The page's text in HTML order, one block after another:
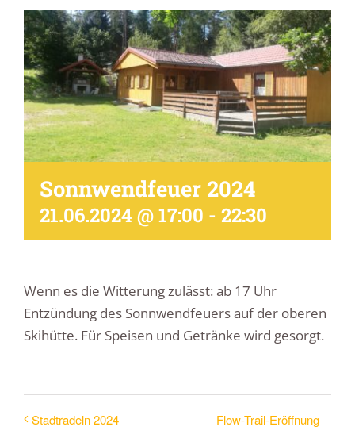
Sonnwendfeuer 2024
21.06.2024 @ 17:00 - 22:30
Wenn es die Witterung zulässt: ab 17 Uhr
Entzündung des Sonnwendfeuers auf der oberen
Skihütte. Für Speisen und Getränke wird gesorgt.
Stadtradeln 2024 Flow-Trail-Eröffnung